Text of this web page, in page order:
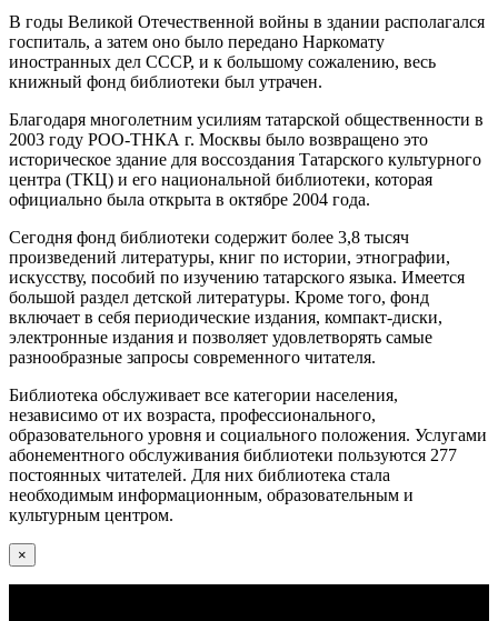
В годы Великой Отечественной войны в здании располагался
госпиталь, а затем оно было передано Наркомату
иностранных дел СССР, и к большому сожалению, весь
книжный фонд библиотеки был утрачен.
Благодаря многолетним усилиям татарской общественности в
2003 году РОО-ТНКА г. Москвы было возвращено это
историческое здание для воссоздания Татарского культурного
центра (ТКЦ) и его национальной библиотеки, которая
официально была открыта в октябре 2004 года.
Сегодня фонд библиотеки содержит более 3,8 тысяч
произведений литературы, книг по истории, этнографии,
искусству, пособий по изучению татарского языка. Имеется
большой раздел детской литературы. Кроме того, фонд
включает в себя периодические издания, компакт-диски,
электронные издания и позволяет удовлетворять самые
разнообразные запросы современного читателя.
Библиотека обслуживает все категории населения,
независимо от их возраста, профессионального,
образовательного уровня и социального положения. Услугами
абонементного обслуживания библиотеки пользуются 277
постоянных читателей. Для них библиотека стала
необходимым информационным, образовательным и
культурным центром.
×